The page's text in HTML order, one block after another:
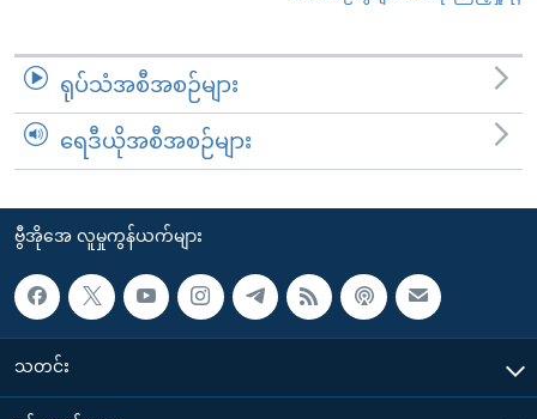
ရုပ်သံအစီအစဉ်များ
ရေဒီယိုအစီအစဉ်များ
ဗွီအိုအေ လူမှုကွန်ယက်များ
သတင်း